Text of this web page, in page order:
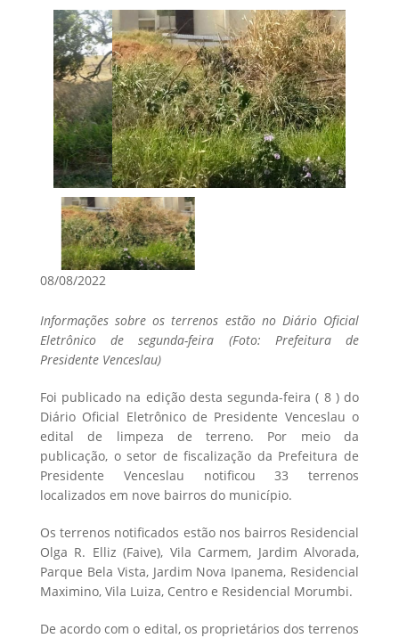
08/08/2022
Informações sobre os terrenos estão no Diário Oficial
Eletrônico de segunda-feira (Foto: Prefeitura de
Presidente Venceslau)
Foi publicado na edição desta segunda-feira ( 8 ) do
Diário Oficial Eletrônico de Presidente Venceslau o
edital de limpeza de terreno. Por meio da
publicação, o setor de fiscalização da Prefeitura de
Presidente Venceslau notificou 33 terrenos
localizados em nove bairros do município.
Os terrenos notificados estão nos bairros Residencial
Olga R. Elliz (Faive), Vila Carmem, Jardim Alvorada,
Parque Bela Vista, Jardim Nova Ipanema, Residencial
Maximino, Vila Luiza, Centro e Residencial Morumbi.
De acordo com o edital, os proprietários dos terrenos